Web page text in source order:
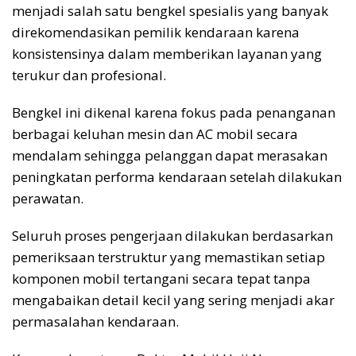
menjadi salah satu bengkel spesialis yang banyak
direkomendasikan pemilik kendaraan karena
konsistensinya dalam memberikan layanan yang
terukur dan profesional.
Bengkel ini dikenal karena fokus pada penanganan
berbagai keluhan mesin dan AC mobil secara
mendalam sehingga pelanggan dapat merasakan
peningkatan performa kendaraan setelah dilakukan
perawatan.
Seluruh proses pengerjaan dilakukan berdasarkan
pemeriksaan terstruktur yang memastikan setiap
komponen mobil tertangani secara tepat tanpa
mengabaikan detail kecil yang sering menjadi akar
permasalahan kendaraan.